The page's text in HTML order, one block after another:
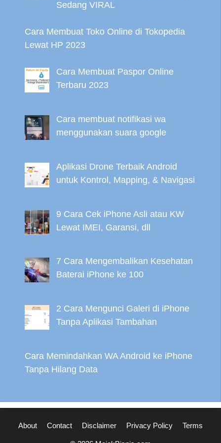
Sedang VIRAL
Cara Membuat Toko Online di Tokopedia
Lewat HP 2023
Cara Membuat Paspor Online
Terbaru 2023
Cara membuat notifikasi wa
menggunakan suara google
Aplikasi Drone Terbaik Android
untuk Kontrol, Mapping, & Navigasi
9 Cara Cek iPhone Asli atau KW
Lewat IMEI, Garansi, dll
7 Cara Mengembalikan Kesehatan
Baterai iPhone ke 100
2 Cara Mengunci Galeri di iPhone
Tanpa Aplikasi Tambahan
Cara Memindahkan WA Android ke iPhone
Tanpa Hilang Data
About Contact Disclaimer Privacy Policy Terms